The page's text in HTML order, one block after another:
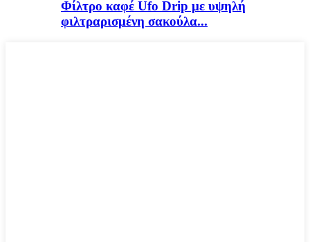
Φίλτρο καφέ Ufo Drip με υψηλή
φιλτραρισμένη σακούλα...